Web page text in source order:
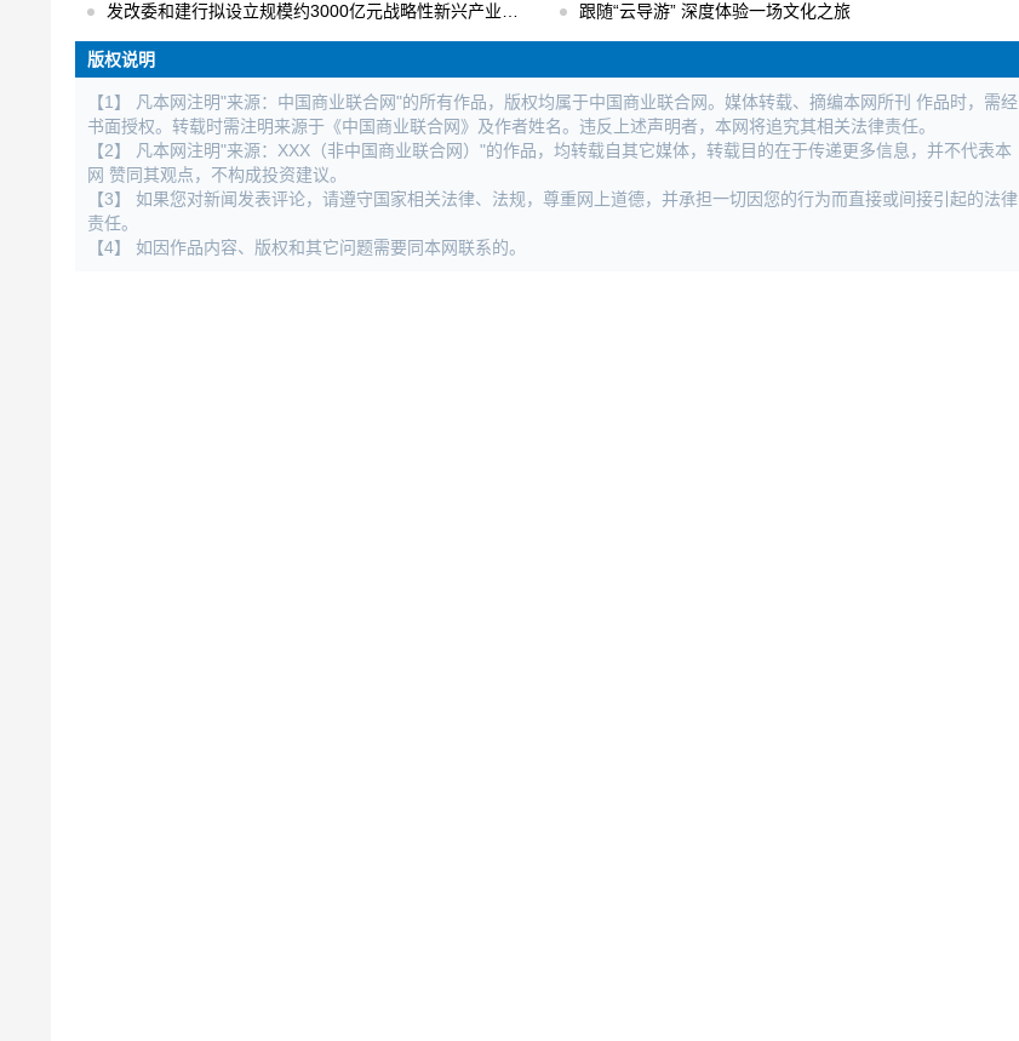
发改委和建行拟设立规模约3000亿元战略性新兴产业发展基金
跟随“云导游” 深度体验一场文化之旅
版权说明
【1】 凡本网注明"来源：中国商业联合网"的所有作品，版权均属于中国商业联合网。媒体转载、摘编本网所刊 作品时，需经
书面授权。转载时需注明来源于《中国商业联合网》及作者姓名。违反上述声明者，本网将追究其相关法律责任。
【2】 凡本网注明"来源：XXX（非中国商业联合网）"的作品，均转载自其它媒体，转载目的在于传递更多信息，并不代表本
网 赞同其观点，不构成投资建议。
【3】 如果您对新闻发表评论，请遵守国家相关法律、法规，尊重网上道德，并承担一切因您的行为而直接或间接引起的法律
责任。
【4】 如因作品内容、版权和其它问题需要同本网联系的。